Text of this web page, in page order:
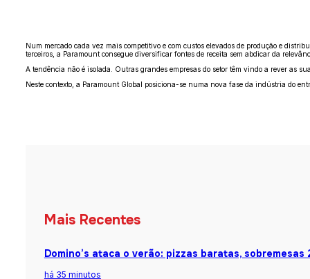
Num mercado cada vez mais competitivo e com custos elevados de produção e
terceiros, a Paramount consegue diversificar fontes de receita sem abdicar da
A tendência não é isolada. Outras grandes empresas do setor têm vindo a rever as
Neste contexto, a Paramount Global posiciona-se numa nova fase da indústria do
Mais Recentes
Domino’s ataca o verão: pizzas baratas,
há 35 minutos